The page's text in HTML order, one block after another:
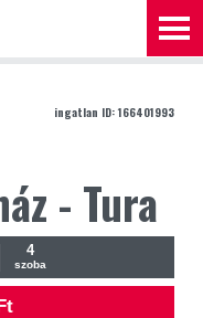
- Tura
ingatlan ID: 166401993
4
szoba